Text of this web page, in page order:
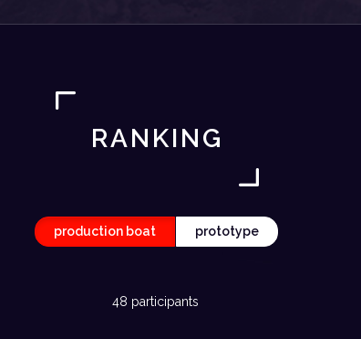
RANKING
production boat prototype
48 participants